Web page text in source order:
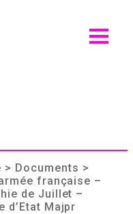
> Documents >
française –
de Juillet –
d’Etat Majpr